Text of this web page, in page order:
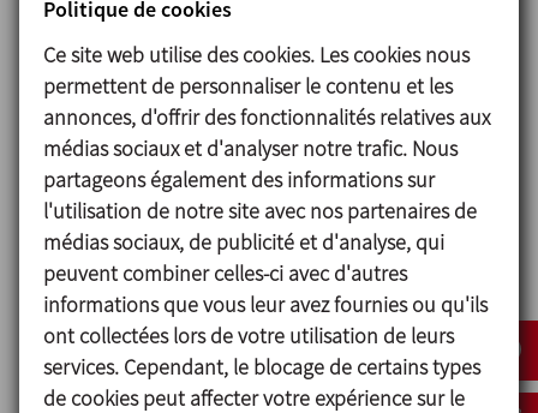
qui est alimenté en liquide par pompage, en
maintenant un niveau constant au moyen d’une
cellule de charge et d’une vanne modulante. À
son tour, cette partie liquide est extraite à l’aide
d’une autre pompe qui s’ajuste à un débit
prédéterminé.
Afin de faciliter le mélange du produit, la partie
liquide est préchauffée avant d’atteindre
l’équipement de mélange et à la sortie de
l’équipement, le mélange résultant est à nouveau
refroidi pour réduire la perte de propriétés du
produit.
Politique de cookies
Ce site web utilise des cookies. Les cookies nous
permettent de personnaliser le contenu et les
annonces, d'offrir des fonctionnalités relatives aux
médias sociaux et d'analyser notre trafic. Nous
partageons également des informations sur
l'utilisation de notre site avec nos partenaires de
médias sociaux, de publicité et d'analyse, qui
peuvent combiner celles-ci avec d'autres
informations que vous leur avez fournies ou qu'ils
ont collectées lors de votre utilisation de leurs
services. Cependant, le blocage de certains types
de cookies peut affecter votre expérience sur le